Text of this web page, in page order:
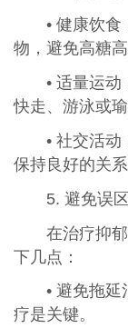
• 健康饮
物，避免高糖高
• 适量运
快走、游泳或瑜
• 社交活
保持良好的关系
5. 避免误
在治疗抑
下几点：
• 避免拖
疗是关键。